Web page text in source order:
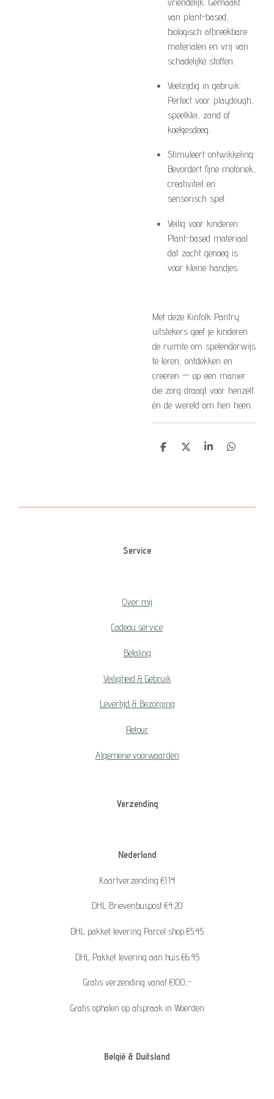
van plant-based,
biologisch afbreekbare
materialen en vrij van
schadelijke stoffen.
Veelzijdig in gebruik:
Perfect voor playdough,
speelklei, zand of
koekjesdeeg.
Stimuleert ontwikkeling:
Bevordert fijne motoriek,
creativiteit en
sensorisch spel.
Veilig voor kinderen:
Plant-based materiaal
dat zacht genoeg is
voor kleine handjes.
Met deze Kinfolk Pantry
uitstekers geef je kinderen
de ruimte om spelenderwijs
te leren, ontdekken en
creëren — op een manier
die zorg draagt voor henzelf
én de wereld om hen heen.
D
D
S
D
Service
Over mij
Cadeau service
Betaling
Veiligheid & Gebruik
Levertijd & Bezorging
Retour
Algemene voorwaarden
Verzending
Nederland
Kaartverzending €1.14
DHL Brievenbuspost €4.20
DHL pakket levering Parcel shop €5.45
DHL Pakket levering aan huis €6.45
Gratis verzending vanaf €100,-
Gratis ophalen op afspraak in Woerden
België & Duitsland